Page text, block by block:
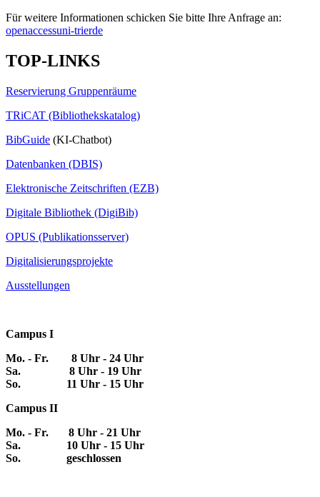
Für weitere Informationen schicken Sie bitte Ihre Anfrage an:
openaccessuni-trierde
TOP-LINKS
Reservierung Gruppenräume
TRiCAT (Bibliothekskatalog)
BibGuide (KI-Chatbot)
Datenbanken (DBIS)
Elektronische Zeitschriften (EZB)
Digitale Bibliothek (DigiBib)
OPUS (Publikationsserver)
Digitalisierungsprojekte
Ausstellungen
Campus I
Mo. - Fr. 8 Uhr - 24 Uhr
Sa. 8 Uhr - 19 Uhr
So. 11 Uhr - 15 Uhr
Campus II
Mo. - Fr. 8 Uhr - 21 Uhr
Sa. 10 Uhr - 15 Uhr
So. geschlossen